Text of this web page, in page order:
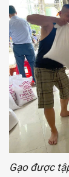
Gạo được